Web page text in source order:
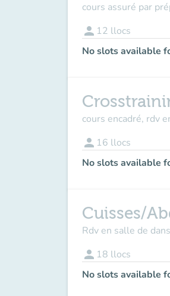
cours assuré par
person 12 llocs
No slots available
cours encadré, rdv
person 16 llocs
No slots available
Cuisses/
Rdv en salle de
person 18 llocs
No slots available